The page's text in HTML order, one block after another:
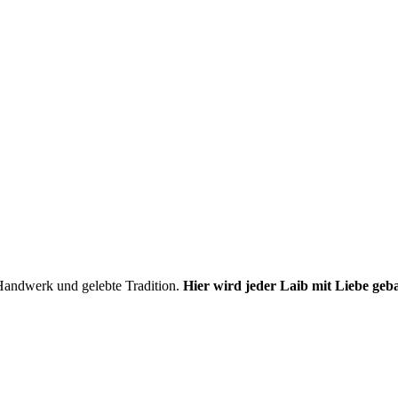
und gelebte Tradition. Hier wird jeder Laib mit Liebe